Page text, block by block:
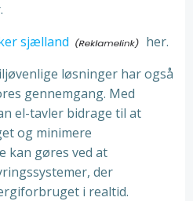
sjælland
her.
løsninger har også
gennemgang. Med
el-tavler bidrage til at
og minimere
kan gøres ved at
der
i realtid.